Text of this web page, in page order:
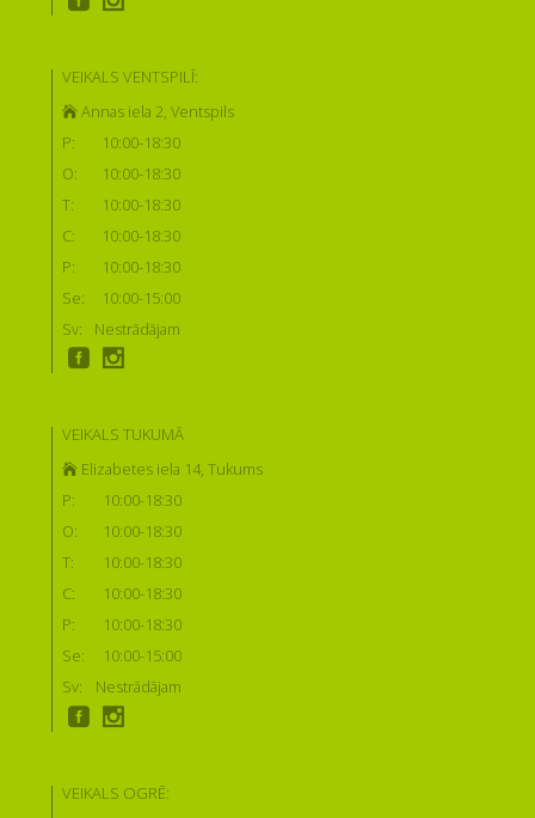
VEIKALS VENTSPILĪ:
Annas iela 2, Ventspils
P:
10:00-18:30
O:
10:00-18:30
T:
10:00-18:30
C:
10:00-18:30
P:
10:00-18:30
Se:
10:00-15:00
Sv:
Nestrādājam
VEIKALS TUKUMĀ
Elizabetes iela 14, Tukums
P:
10:00-18:30
O:
10:00-18:30
T:
10:00-18:30
C:
10:00-18:30
P:
10:00-18:30
Se:
10:00-15:00
Sv:
Nestrādājam
VEIKALS OGRĒ: